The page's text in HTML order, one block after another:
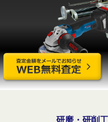
研磨・研削